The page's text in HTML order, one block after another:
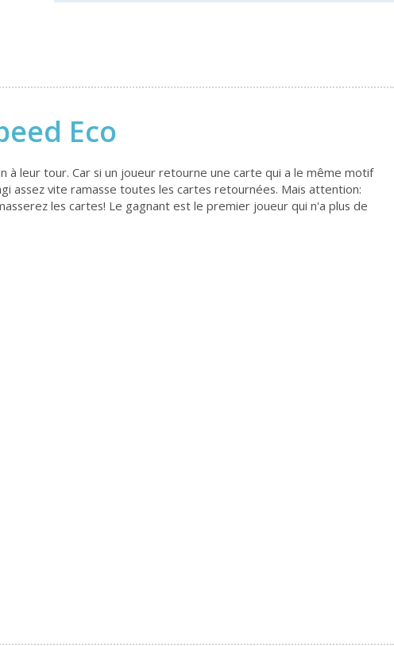
Eco
leur tour. Car si un joueur retourne une carte qui a le même motif
assez vite ramasse toutes les cartes retournées. Mais attention:
les cartes! Le gagnant est le premier joueur qui n'a plus de